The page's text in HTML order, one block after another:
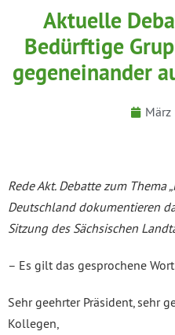
Aktuelle
Bedürftige
gegeneinander
März
Rede Akt. Debatte zum Thema
Deutschland dokumentieren
Sitzung des Sächsischen
– Es gilt das gesprochene
Sehr geehrter Präsident, sehr
Kollegen,